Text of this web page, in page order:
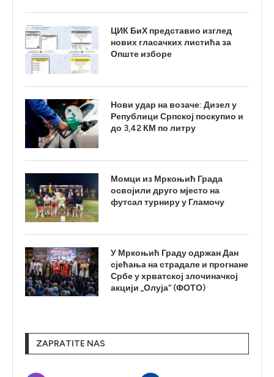
ЦИК БиХ представио изглед
нових гласачких листића за
Опште изборе
Нови удар на возаче: Дизел у
Републици Српској поскупио и
до 3,42 КМ по литру
Момци из Мркоњић Града
освојили друго мјесто на
футсал турниру у Гламочу
У Мркоњић Граду одржан Дан
сјећања на страдале и прогнане
Србе у хрватској злочиначкој
акцији „Олуја“ (ФОТО)
ZAPRATITE NAS